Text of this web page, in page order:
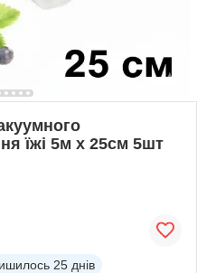
їжі 5м х 25см 5шт
25 днів